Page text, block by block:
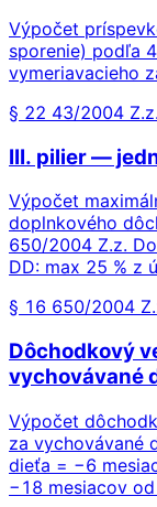
Výpočet
sporenie) podľa
vymeriavacieho
§ 22 43/2004 Z.z.
III. pilier —
Výpočet
doplnkového
650/2004 Z.z.
DD: max 25 % z
§ 16 650/2004
Dôchodkový
vychovávané
Výpočet
za vychovávané
dieťa = −6
−18 mesiacov